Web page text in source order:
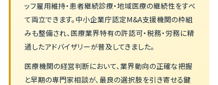
ッフ雇用維持・患者継続診療・地域医療の継続性をすべ
て両立できます。中小企業庁認定M&A支援機関の枠組
みも整備され、医療業界特有の許認可・税務・労務に精
通したアドバイザリーが普及してきました。
医療機関の経営判断において、業界動向の正確な把握
と早期の専門家相談が、最良の選択肢を引き寄せる鍵